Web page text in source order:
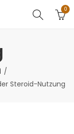
0
Steroid-Nutzung